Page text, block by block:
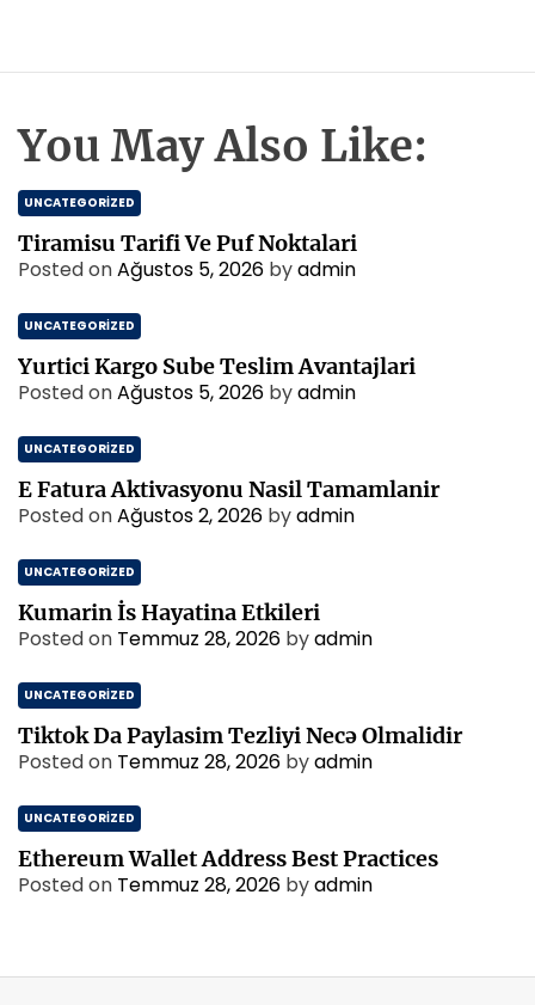
You May Also Like:
UNCATEGORIZED
Tiramisu Tarifi Ve Puf Noktalari
Posted onAğustos 5, 2026 byadmin
UNCATEGORIZED
Yurtici Kargo Sube Teslim Avantajlari
Posted onAğustos 5, 2026 byadmin
UNCATEGORIZED
E Fatura Aktivasyonu Nasil Tamamlanir
Posted onAğustos 2, 2026 byadmin
UNCATEGORIZED
Kumarin İs Hayatina Etkileri
Posted on Temmuz 28, 2026 byadmin
UNCATEGORIZED
Tiktok Da Paylasim Tezliyi Necə Olmalidir
Posted on Temmuz 28, 2026 byadmin
UNCATEGORIZED
Ethereum Wallet Address Best Practices
Posted on Temmuz 28, 2026 byadmin